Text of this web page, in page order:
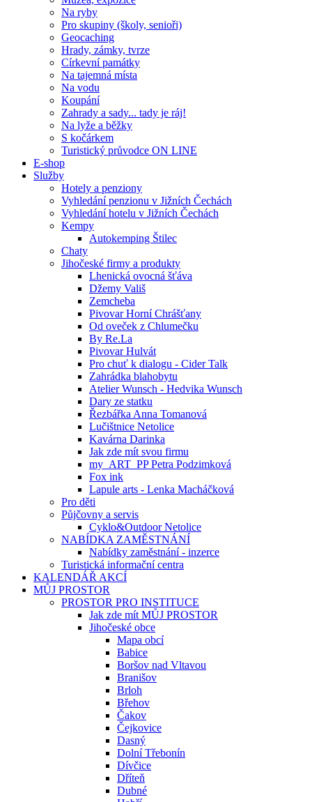
Na ryby
Pro skupiny (školy, senioři)
Geocaching
Hrady, zámky, tvrze
Církevní památky
Na tajemná místa
Na vodu
Koupání
Zahrady a sady... tady je ráj!
Na lyže a běžky
S kočárkem
Turistický průvodce ON LINE
E-shop
Služby
Hotely a penziony
Vyhledání penzionu v Jižních Čechách
Vyhledání hotelu v Jižních Čechách
Kempy
Autokemping Štilec
Chaty
Jihočeské firmy a produkty
Lhenická ovocná šťáva
Džemy Vališ
Zemcheba
Pivovar Horní Chrášťany
Od oveček z Chlumečku
By Re.La
Pivovar Hulvát
Pro chuť k dialogu - Cider Talk
Zahrádka blahobytu
Atelier Wunsch - Hedvika Wunsch
Dary ze statku
Řezbářka Anna Tomanová
Lučištnice Netolice
Kavárna Darinka
Jak zde mít svou firmu
my_ART_PP Petra Podzimková
Fox ink
Lapule arts - Lenka Macháčková
Pro děti
Půjčovny a servis
Cyklo&Outdoor Netolice
NABÍDKA ZAMĚSTNÁNÍ
Nabídky zaměstnání - inzerce
Turistická informační centra
KALENDÁŘ AKCÍ
MŮJ PROSTOR
PROSTOR PRO INSTITUCE
Jak zde mít MŮJ PROSTOR
Jihočeské obce
Mapa obcí
Babice
Boršov nad Vltavou
Branišov
Brloh
Břehov
Čakov
Čejkovice
Dasný
Dolní Třebonín
Dívčice
Dříteň
Dubné